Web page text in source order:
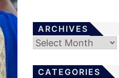
ARCHIVES
Archives
CATEGORIES